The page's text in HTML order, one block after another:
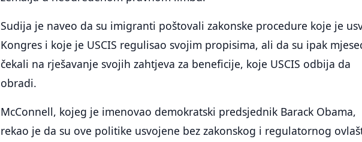
Sudija je naveo da su imigranti poštovali zakonske procedure koje je
Kongres i koje je USCIS regulisao svojim propisima, ali da su ipak
čekali na rješavanje svojih zahtjeva za beneficije, koje USCIS odbija da
obradi.
McConnell, kojeg je imenovao demokratski predsjednik Barack Obama,
rekao je da su ove politike usvojene bez zakonskog i regulatornog